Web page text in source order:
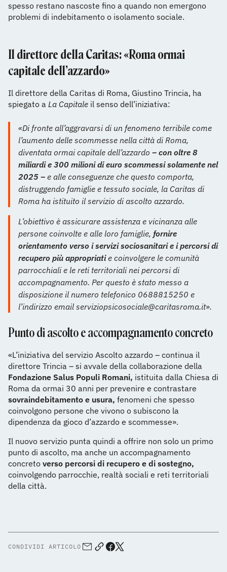
spesso restano nascoste fino a quando non emergono
problemi di indebitamento o isolamento sociale.
Il direttore della Caritas: «Roma ormai
capitale dell’azzardo»
Il direttore della Caritas di Roma, Giustino Trincia, ha
spiegato a La Capitale il senso dell’iniziativa:
«Di fronte all’aggravarsi di un fenomeno terribile come
l’aumento delle scommesse nella città di Roma,
diventata ormai capitale dell’azzardo – con oltre 8
miliardi e 300 milioni di euro scommessi solamente nel
2025 – e alle conseguenze che questo comporta,
distruggendo famiglie e tessuto sociale, la Caritas di
Roma ha istituito il servizio di ascolto azzardo.
L’obiettivo è assicurare assistenza e vicinanza alle
persone coinvolte e alle loro famiglie, fornire
orientamento verso i servizi sociosanitari e i percorsi di
recupero più appropriatie coinvolgere le comunità
parrocchiali e le reti territoriali nei percorsi di
accompagnamento. Per questo è stato messo a
disposizione il numero telefonico 0688815250 e
l’indirizzo email serviziopsicosociale@caritasroma.it».
Punto di ascolto e accompagnamento concreto
«L’iniziativa del servizio Ascolto azzardo – continua il
direttore Trincia – si avvale della collaborazione della
Fondazione Salus Populi Romani, istituita dalla Chiesa di
Roma da ormai 30 anni per prevenire e contrastare
sovraindebitamento e usura, fenomeni che spesso
coinvolgono persone che vivono o subiscono la
dipendenza da gioco d’azzardo e scommesse».
Il nuovo servizio punta quindi a offrire non solo un primo
punto di ascolto, ma anche un accompagnamento
concreto verso percorsi di recupero e di sostegno,
coinvolgendo parrocchie, realtà sociali e reti territoriali
della città.
CONDIVIDI ARTICOLO